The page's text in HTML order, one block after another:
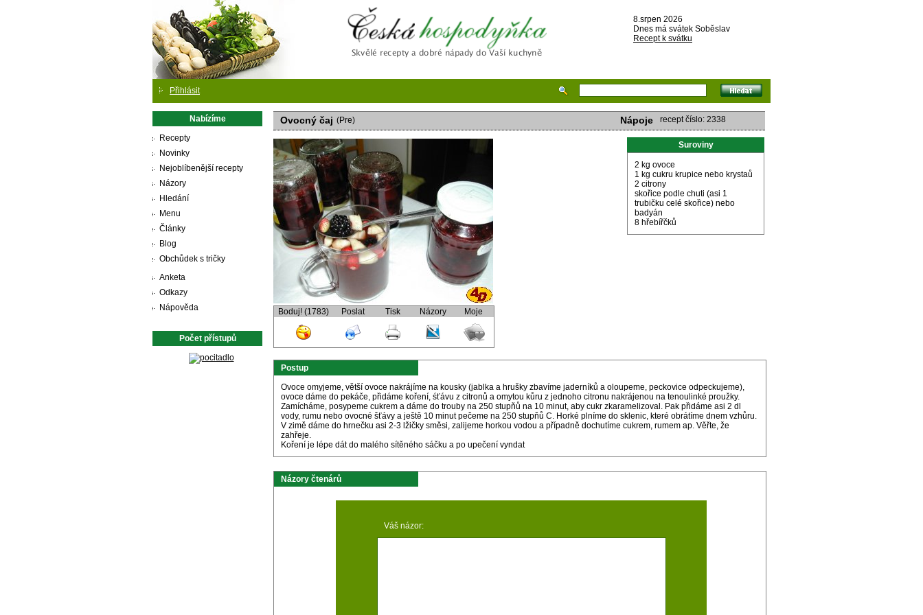
Česká hospodyňka
8.srpen 2026
Dnes má svátek Soběslav
Recept k svátku
Přihlásit
Nabízíme
Recepty
Novinky
Nejoblíbenější recepty
Názory
Hledání
Menu
Články
Blog
Obchůdek s tričky
Anketa
Odkazy
Nápověda
Počet přístupů
Ovocný čaj (Pre) Nápoje recept číslo: 2338
Boduj! (1783) Poslat Tisk Názory Moje
Suroviny
2 kg ovoce
1 kg cukru krupice nebo krystaů
2 citrony
skořice podle chuti (asi 1
trubičku celé skořice) nebo
badyán
8 hřebířčků
Postup
Ovoce omyjeme, větší ovoce nakrájíme na kousky (jablka a hrušky zbavíme jaderníků a oloupeme, peckovice odpeckujeme),
ovoce dáme do pekáče, přidáme koření, śťávu z citronů a omytou kůru z jednoho citronu nakrájenou na tenoulinké proužky.
Zamícháme, posypeme cukrem a dáme do trouby na 250 stupňů na 10 minut, aby cukr zkaramelizoval. Pak přidáme asi 2 dl
vody, rumu nebo ovocné šťávy a ještě 10 minut pečeme na 250 stupňů C. Horké plníme do sklenic, které obrátíme dnem vzhůru.
V zimě dáme do hrnečku asi 2-3 lžičky směsi, zalijeme horkou vodou a případně dochutíme cukrem, rumem ap. Věřte, že
zahřeje.
Koření je lépe dát do malého sítěného sáčku a po upečení vyndat
Názory čtenárů
Váš názor: